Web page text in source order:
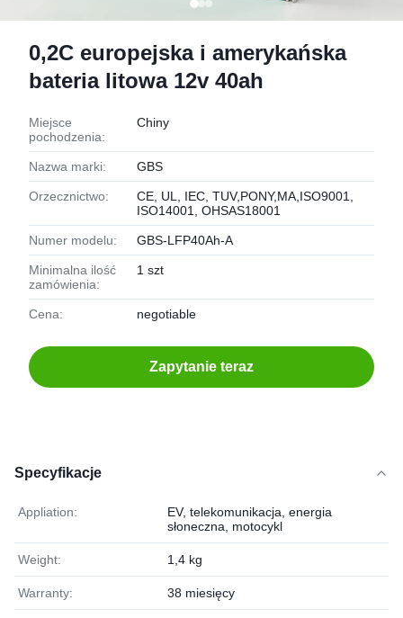
0,2C europejska i amerykańska
bateria litowa 12v 40ah
Miejsce
pochodzenia:
Chiny
Nazwa marki: GBS
Orzecznictwo:
CE, UL, IEC, TUV,PONY,MA,ISO9001,
ISO14001, OHSAS18001
Numer modelu: GBS-LFP40Ah-A
Minimalna ilość
zamówienia:
1 szt
Cena: negotiable
Zapytanie teraz
Specyfikacje
Appliation:
EV, telekomunikacja, energia
słoneczna, motocykl
Weight: 1,4 kg
Warranty: 38 miesięcy